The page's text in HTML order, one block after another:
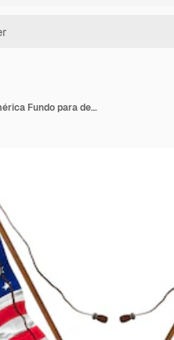
Bandeira nacional de Seychelles e Estados Unidos da América Fundo para designers